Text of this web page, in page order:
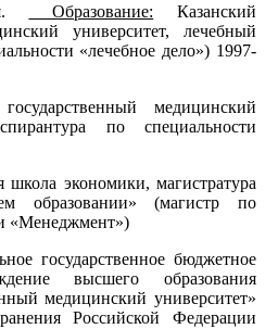
Образование: Казанский
университет, лечебный
«лечебное дело») 1997-
медицинский
по специальности
экономики, магистратура
образовании» (магистр по
«Менеджмент»)
государственное бюджетное
высшего образования
медицинский университет»
Российской Федерации